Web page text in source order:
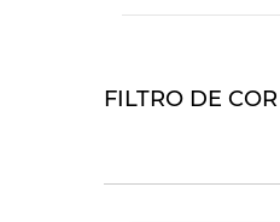
FILTRO DE COR